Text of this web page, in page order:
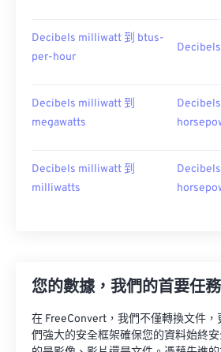
Decibels milliwatt 到 btus-
per-hour
Decibels milliwatt 到
megawatts
Decibels milliwatt 到
milliwatts
您的數據，我們的首要任務
在 FreeConvert，我們不僅轉換文件
們強大的安全框架確保您的資料始終